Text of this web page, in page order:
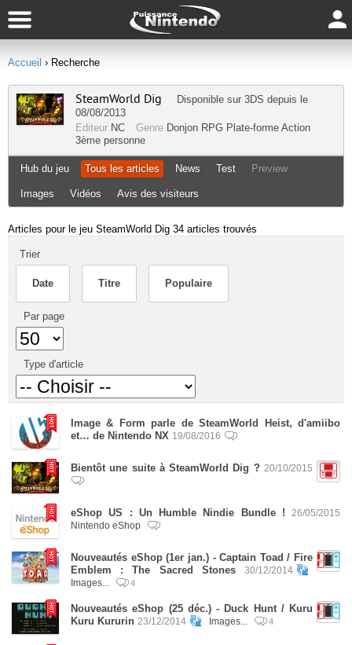
Accueil › Recherche
SteamWorld Dig Disponible sur 3DS depuis le
08/08/2013
Editeur NC Genre Donjon RPG Plate-forme Action
3ème personne
Hub du jeu Tous les articles News Test Preview
Images Vidéos Avis des visiteurs
Articles pour le jeu SteamWorld Dig 34 articles trouvés
Trier
Date Titre Populaire
Par page
Type d'article
Image & Form parle de SteamWorld Heist, d'amiibo
et… de Nintendo NX 19/08/2016
Bientôt une suite à SteamWorld Dig ? 20/10/2015
eShop US : Un Humble Nindie Bundle !
26/05/2015
Nintendo eShop
Nouveautés eShop (1er jan.) - Captain Toad / Fire
Emblem : The Sacred Stones
30/12/2014
Images...
4
Nouveautés eShop (25 déc.) - Duck Hunt / Kuru
Kuru Kururin 23/12/2014 Images... 4